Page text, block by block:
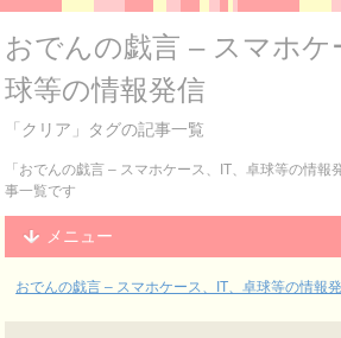
おでんの戯言 – スマホケ
球等の情報発信
「クリア」タグの記事一覧
「おでんの戯言 – スマホケース、IT、卓球等の情
事一覧です
メニュー
おでんの戯言 – スマホケース、IT、卓球等の情報